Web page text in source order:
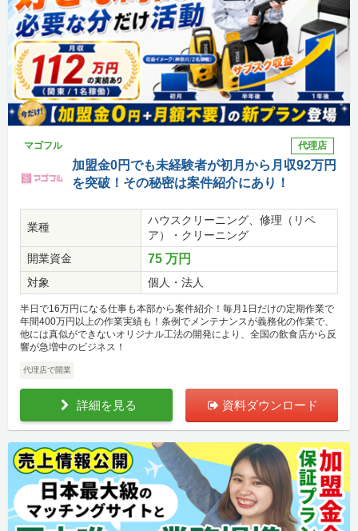
マゴフル 代理店
加盟金0円でも未経験者が初月から月収92万円
を突破！その秘密は案件紹介にあり！
業種
ハウスクリーニング、修理（リペ
ア）・クリーニング
開業資金
75 万円
対象 個人・法人
半日で16万円になる仕事も本部から案件紹介！毎月1日だけの定期作業で
年間400万円以上の作業実績も！条例でメンテナンスが義務化の作業で、
他には真似ができないオリジナル工法の開発により、全国の飲食店から反
響が急増中のビジネス！
代理店で開業
詳細を見る 資料ダウンロード